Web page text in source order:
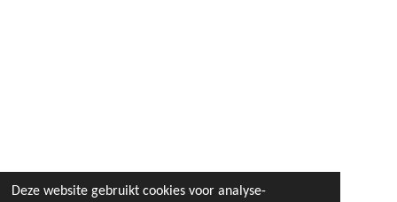
Deze website gebruikt cookies voor analyse-